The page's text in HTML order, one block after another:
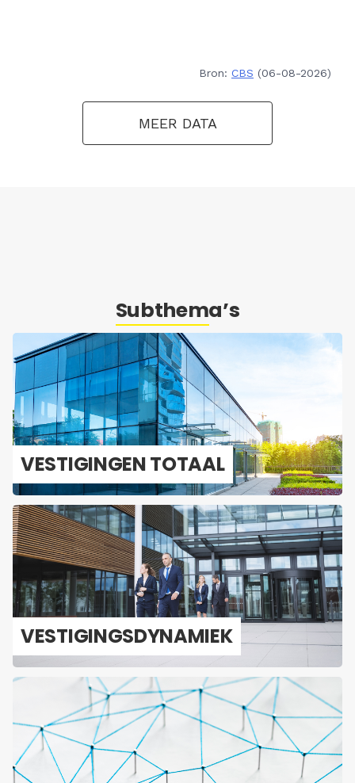
Bron: CBS (06-08-2026)
MEER DATA
Subthema’s
VES­TI­GIN­GEN TO­TAAL
VES­TI­GINGS­DY­NA­MIEK